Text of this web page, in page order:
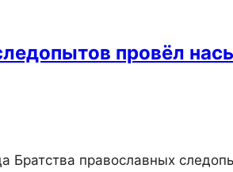
провёл
Братства православных